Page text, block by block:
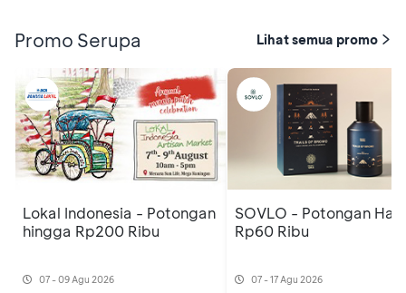
Promo Serupa Lihat semua promo
Lokal Indonesia - Potongan
hingga Rp200 Ribu
07 - 09 Agu 2026
SOVLO - Potongan
Rp60 Ribu
07 - 17 Agu 2026